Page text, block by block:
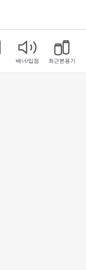
배너/입점 최근본용기